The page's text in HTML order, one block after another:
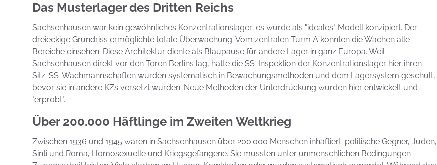
Das Musterlager des Dritten Reichs
Sachsenhausen war kein gewöhnliches Konzentrationslager; es wurde als "ideales" Modell konzipiert. Der
dreieckige Grundriss ermöglichte totale Überwachung: Vom zentralen Turm A konnten die Wachen alle
Bereiche einsehen. Diese Architektur diente als Blaupause für andere Lager in ganz Europa. Weil
Sachsenhausen direkt vor den Toren Berlins lag, hatte die SS-Inspektion der Konzentrationslager hier ihren
Sitz. SS-Wachmannschaften wurden systematisch in Bewachungsmethoden und dem Lagersystem geschult,
bevor sie in andere KZs versetzt wurden. Neue Methoden der Unterdrückung wurden hier entwickelt und
"erprobt".
Über 200.000 Häftlinge im Zweiten Weltkrieg
Zwischen 1936 und 1945 waren in Sachsenhausen über 200.000 Menschen inhaftiert: politische Gegner, Juden,
Sinti und Roma, Homosexuelle und Kriegsgefangene. Sie mussten unter unmenschlichen Bedingungen